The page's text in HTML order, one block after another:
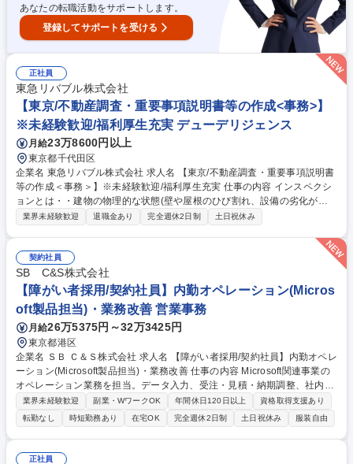
あなたの転職活動をサポートします。
登録してサポートを受ける
正社員
東急リバブル株式会社
【東京/不動産調査・重要事項説明書等の作成<事務>】
※未経験歓迎/福利厚生充実 デューデリジェンス
月給23万8600円以上
東京都千代田区
企業名 東急リバブル株式会社 求人名 【東京/不動産調査・重要事項説明書
等の作成＜事務＞】※未経験歓迎/福利厚生充実 仕事の内容 インスペクシ
ョンとは・・建物の物理的な状態(壁や屋根のひび割れ、設備の劣化がな
いか等）を調査することです。物件調査業務および重要説明書、売買契約
調査（現地確認、役所調査）●重要事項説明書、売買契約書等、不動産売
買に関する各種書類の作成（作成した書類は総合職がチェックします。）
●付属書類の用意 ※業界未経験の方でもご応募いただけます。不動産の専
門的な知識を身につけたい方、不動産の専門知識を習得後、総合職への職
種転換等キャリアを広げられるチャンスもあります！！ 募集職種 【東京/
不動産調査・重要事項説明書等の作成＜事務＞】※未経験歓迎/福利厚生充
実
業界未経験歓迎 退職金あり 完全週休2日制 土日祝休み
契約社員
SB C&S株式会社
【障がい者採用/契約社員】内勤オペレーション(Micros
oft製品担当)・業務改善 営業事務
月給26万5375円～32万3425円
東京都港区
企業名 ＳＢ Ｃ＆Ｓ株式会社 求人名 【障がい者採用/契約社員】内勤オペレ
ーション(Microsoft製品担当)・業務改善 仕事の内容 Microsoft関連事業の
オペレーション業務を担当。データ入力、受注・見積・納期調整、社内問
い合わせ対応、資料作成に加え、AIツールを活用した業務改善にも携わり
ます。 【詳細】データ入力・更新/受注・見積作成・納期調整/社内営業か
らの問い合わせ対応/マニュアル作成や売上データ等の資料作成/AIツール
(Microsoft Copilot、ChatGPT等)を活用したAIエージェント作成や問い合
わせ対応の業務改善 【働き方】TeamsやGmailを活用しています。障がい
業界未経験歓迎 副業・WワークOK 年間休日120日以上
資格取得支援あり
転勤なし
時短勤務あり 在宅OK 完全週休2日制 土日祝休み 服装自由
正社員